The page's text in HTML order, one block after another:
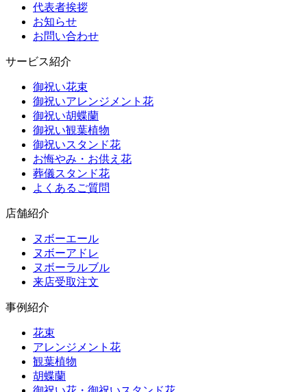
代表者挨拶
お知らせ
お問い合わせ
サービス紹介
御祝い花束
御祝いアレンジメント花
御祝い胡蝶蘭
御祝い観葉植物
御祝いスタンド花
お悔やみ・お供え花
葬儀スタンド花
よくあるご質問
店舗紹介
ヌボーエール
ヌボーアドレ
ヌボーラルブル
来店受取注文
事例紹介
花束
アレンジメント花
観葉植物
胡蝶蘭